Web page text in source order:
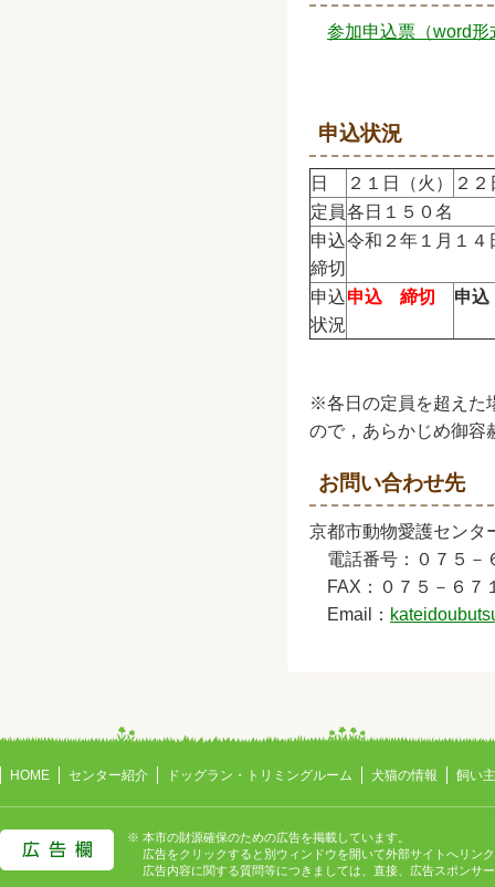
参加申込票（word形
申込状況
日 ２１日（火）
２
定員各日１５０名
申込
締切
令和２年１月１４
申込
状況
申込 締切 申
※各日の定員を超えた
ので，あらかじめ御容
お問い合わせ先
京都市動物愛護センタ
電話番号：０７５－
FAX：０７５－６７
Email：
HOME センター紹介 ドッグラン・トリミングルーム 犬猫の情報 飼い
※ 本市の財源確保のための広告を掲載しています。
広告をクリックすると別ウィンドウを開いて外部サイトへリン
広告内容に関する質問等につきましては、直接、広告スポンサ